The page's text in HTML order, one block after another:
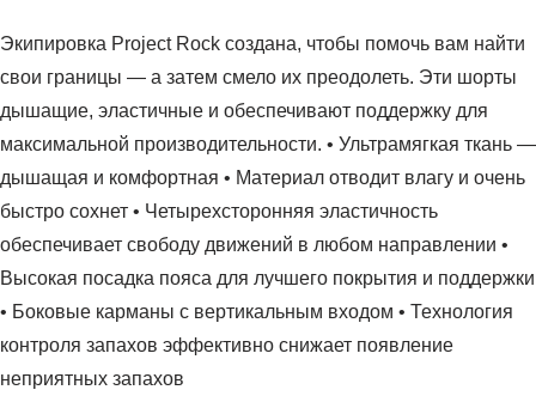
Экипировка Project Rock создана, чтобы помочь вам найти
свои границы — а затем смело их преодолеть. Эти шорты
дышащие, эластичные и обеспечивают поддержку для
максимальной производительности. • Ультрамягкая ткань —
дышащая и комфортная • Материал отводит влагу и очень
быстро сохнет • Четырехсторонняя эластичность
обеспечивает свободу движений в любом направлении •
Высокая посадка пояса для лучшего покрытия и поддержки
• Боковые карманы с вертикальным входом • Технология
контроля запахов эффективно снижает появление
неприятных запахов